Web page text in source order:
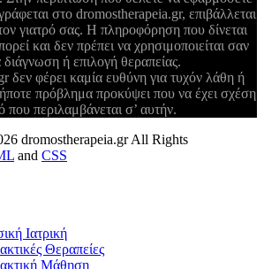
στο dromostherapeia.gr, επιβάλλεται
γιατρό σας. Η πληροφόρηση που δίνεται
και δεν πρέπει να χρησιμοποιείται σαν
διάγνωση ή επιλογή θεραπείας.
δεν φέρει καμία ευθύνη για τυχόν λάθη ή
πρόβλημα προκύψει που να έχει σχέση
που περιλαμβάνεται σ’ αυτήν.
dromostherapeia.gr All Rights
and CSS
Ιατρική
Θεραπείες
Μάθηση